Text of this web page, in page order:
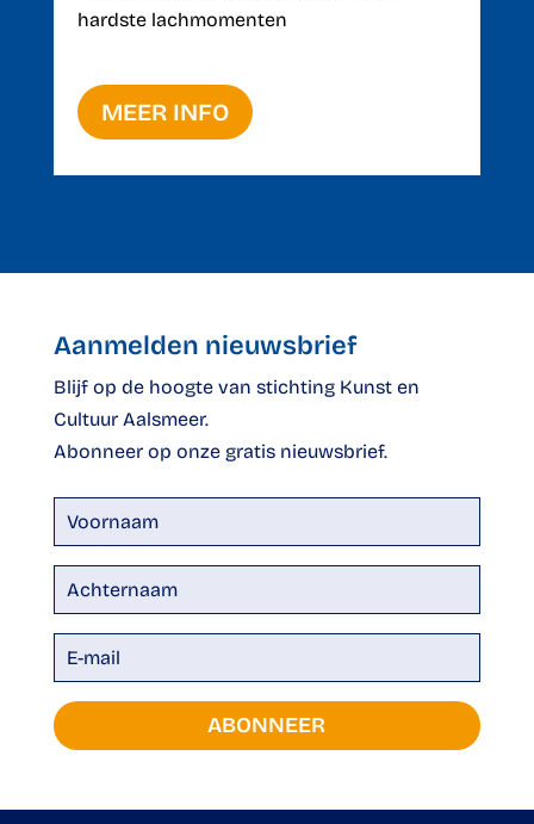
hardste lachmomenten
MEER INFO
Aanmelden nieuwsbrief
Blijf op de hoogte van stichting Kunst en
Cultuur Aalsmeer.
Abonneer op onze gratis nieuwsbrief.
ABONNEER